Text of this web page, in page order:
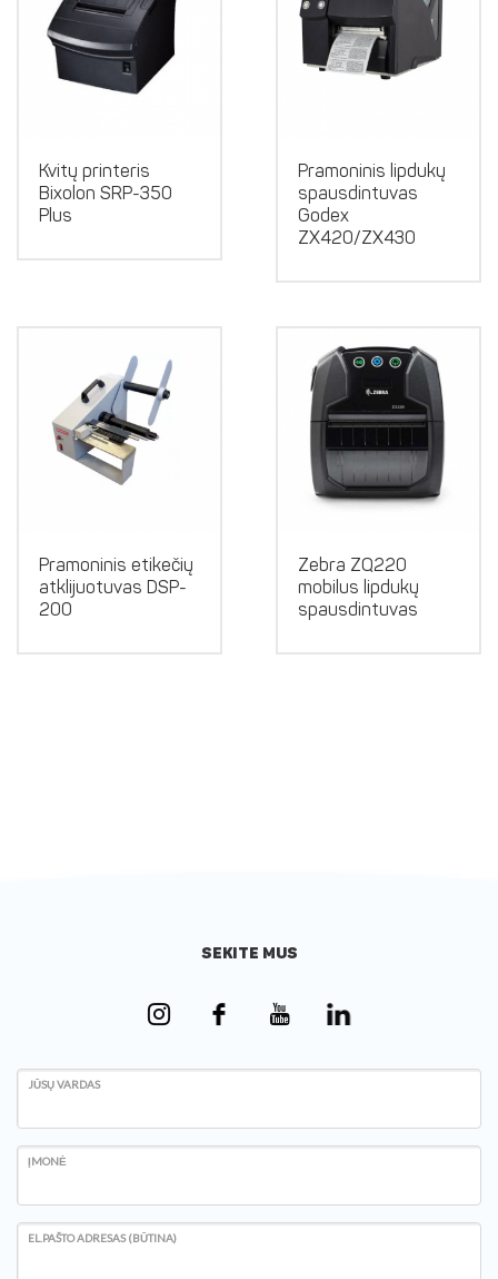
Kvitų printeris
Bixolon SRP-350
Plus
Pramoninis lipdukų
spausdintuvas
Godex
ZX420/ZX430
Pramoninis etikečių
atklijuotuvas DSP-
200
Zebra ZQ220
mobilus lipdukų
spausdintuvas
SEKITE MUS
JŪSŲ VARDAS
ĮMONĖ
EL.PAŠTO ADRESAS (BŪTINA)